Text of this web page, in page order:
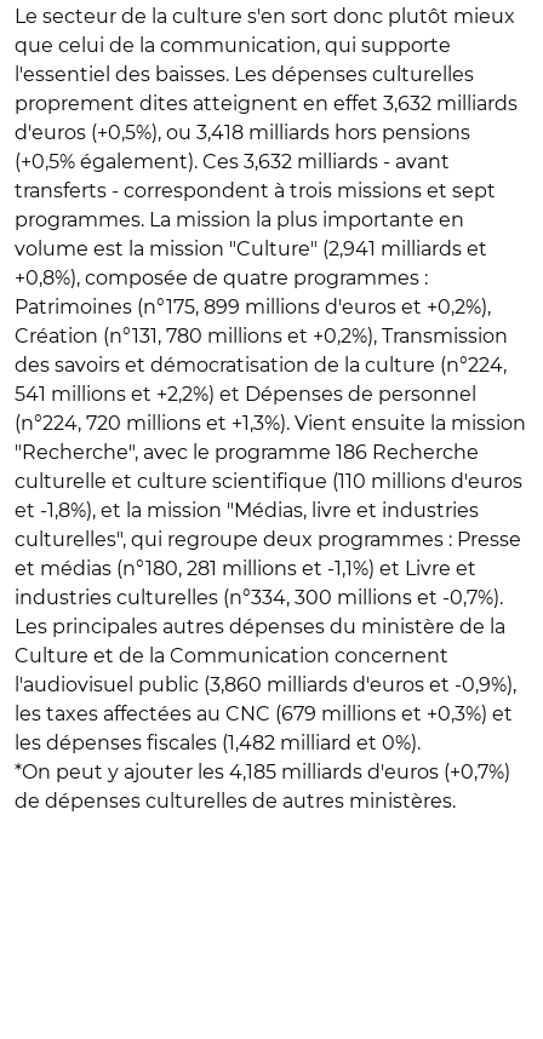
Le secteur de la culture s'en sort donc plutôt mieux
que celui de la communication, qui supporte
l'essentiel des baisses. Les dépenses culturelles
proprement dites atteignent en effet 3,632 milliards
d'euros (+0,5%), ou 3,418 milliards hors pensions
(+0,5% également). Ces 3,632 milliards - avant
transferts - correspondent à trois missions et sept
programmes. La mission la plus importante en
volume est la mission "Culture" (2,941 milliards et
+0,8%), composée de quatre programmes :
Patrimoines (n°175, 899 millions d'euros et +0,2%),
Création (n°131, 780 millions et +0,2%), Transmission
des savoirs et démocratisation de la culture (n°224,
541 millions et +2,2%) et Dépenses de personnel
(n°224, 720 millions et +1,3%). Vient ensuite la mission
"Recherche", avec le programme 186 Recherche
culturelle et culture scientifique (110 millions d'euros
et -1,8%), et la mission "Médias, livre et industries
culturelles", qui regroupe deux programmes : Presse
et médias (n°180, 281 millions et -1,1%) et Livre et
industries culturelles (n°334, 300 millions et -0,7%).
Les principales autres dépenses du ministère de la
Culture et de la Communication concernent
l'audiovisuel public (3,860 milliards d'euros et -0,9%),
les taxes affectées au CNC (679 millions et +0,3%) et
les dépenses fiscales (1,482 milliard et 0%).
*On peut y ajouter les 4,185 milliards d'euros (+0,7%)
de dépenses culturelles de autres ministères.